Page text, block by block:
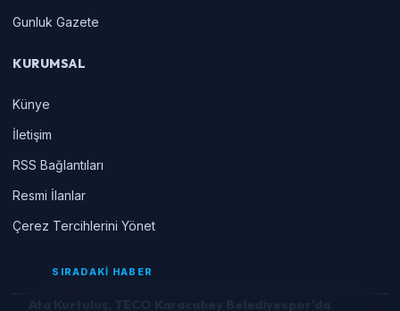
Gunluk Gazete
KURUMSAL
Künye
İletişim
RSS Bağlantıları
Resmi İlanlar
Çerez Tercihlerini Yönet
SIRADAKİ HABER